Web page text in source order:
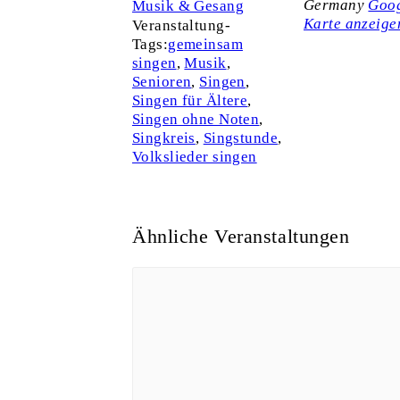
Musik & Gesang
Veranstaltung-
Tags:gemeinsam
singen,Musik,
Senioren, Singen,
Singen für Ältere,
Singen ohne Noten,
Singkreis, Singstunde,
Volkslieder singen
Germany
Karte
Ähnliche Veranstaltungen